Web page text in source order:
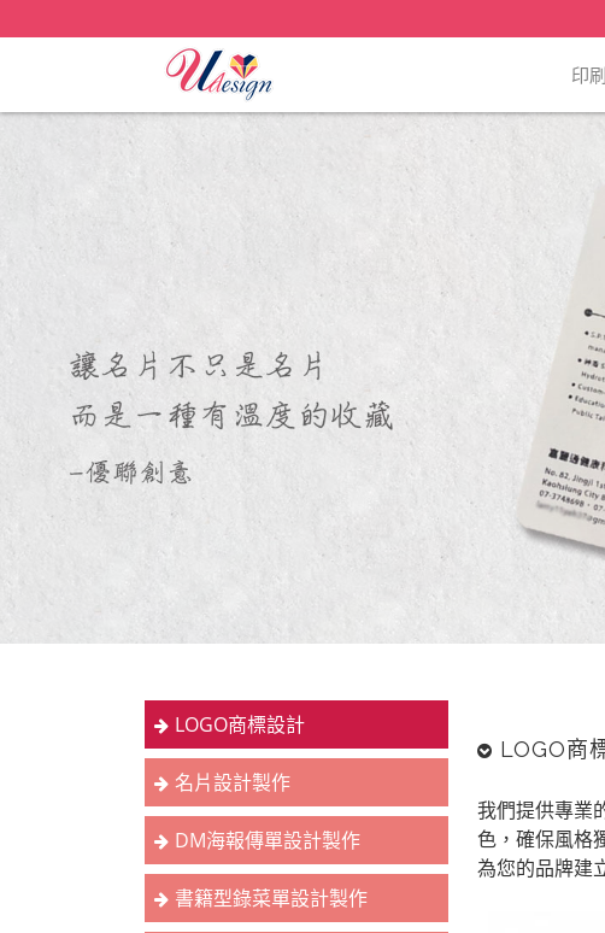
印
LOGO商標設計
名片設計製作
DM海報傳單設計製作
書籍型錄菜單設計製作
LOGO商
我們提供專業
色，確保風格
為您的品牌建